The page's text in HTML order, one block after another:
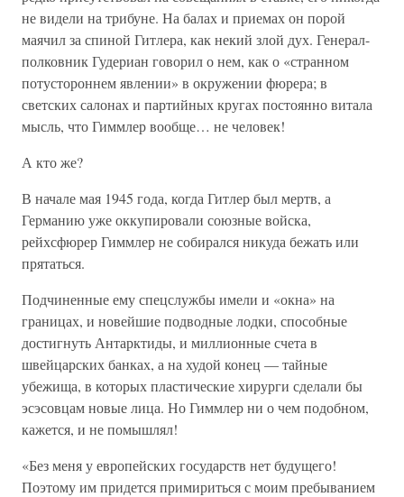
не видели на трибуне. На балах и приемах он порой
маячил за спиной Гитлера, как некий злой дух. Генерал-
полковник Гудериан говорил о нем, как о «странном
потустороннем явлении» в окружении фюрера; в
светских салонах и партийных кругах постоянно витала
мысль, что Гиммлер вообще… не человек!
А кто же?
В начале мая 1945 года, когда Гитлер был мертв, а
Германию уже оккупировали союзные войска,
рейхсфюрер Гиммлер не собирался никуда бежать или
прятаться.
Подчиненные ему спецслужбы имели и «окна» на
границах, и новейшие подводные лодки, способные
достигнуть Антарктиды, и миллионные счета в
швейцарских банках, а на худой конец — тайные
убежища, в которых пластические хирурги сделали бы
эсэсовцам новые лица. Но Гиммлер ни о чем подобном,
кажется, и не помышлял!
«Без меня у европейских государств нет будущего!
Поэтому им придется примириться с моим пребыванием